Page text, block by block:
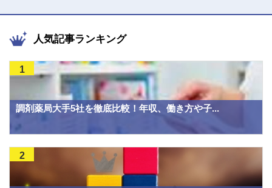
人気記事ランキング
調剤薬局大手5社を徹底比較！年収、働き方や子...
1
2